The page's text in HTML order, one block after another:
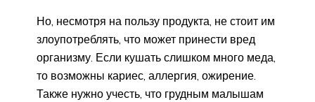
Но, несмотря на пользу продукта, не стоит им
злоупотреблять, что может принести вред
организму. Если кушать слишком много меда,
то возможны кариес, аллергия, ожирение.
Также нужно учесть, что грудным малышам